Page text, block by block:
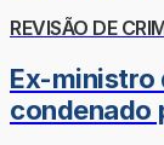
REVISÃO DE
Ex-ministro
condenado